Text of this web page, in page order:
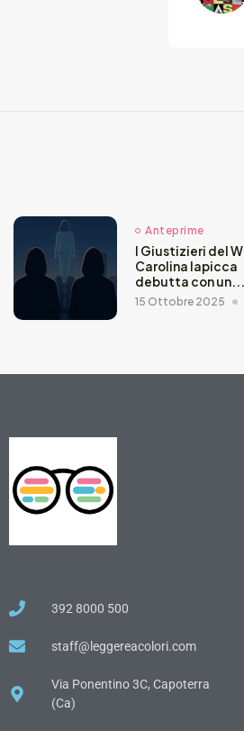
Anteprime
I Giustizieri del
Carolina Iapicca
debutta con un...
15 Ottobre 2025
392 8000 500
staff@leggereacolori.com
Via Ponentino 3C, Capoterra
(Ca)